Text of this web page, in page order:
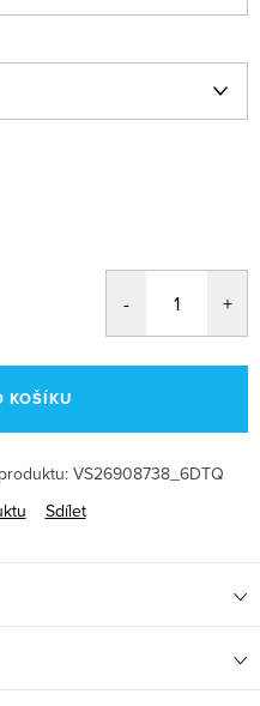
KOŠÍKU
VS26908738_6DTQ
Sdílet